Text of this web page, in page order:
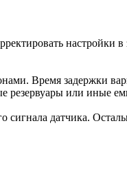
настройки
Время задержки
резервуары или иные
сигнала датчика.